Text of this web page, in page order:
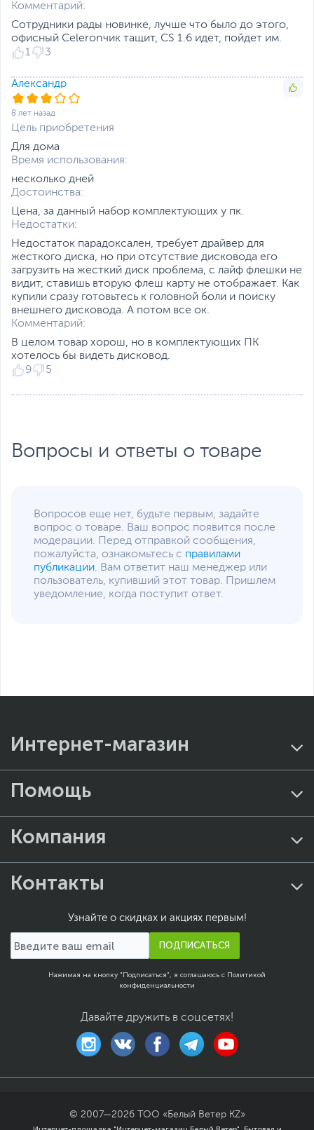
Размеры и вес
Размеры (Ш х В х Г) 18 х 42 х 37 см
Вес изделия
Вес с упаковкой
Заводские данные
Срок гарантии (мес.)
Если вы заметили ошибку или неточность в описании товара,
пожалуйста, выделите текст с ошибкой и нажмите Ctrl+Enter.
Xарактеристики, комплект поставки и внешний вид данного товара
могут отличаться от указанных или могут быть изменены
производителем без отражения в каталоге интернет-магазина.
Комментарий:
Сотрудники рады новинке, лучше что было до этого,
офисный Celeronчик тащит, CS 1.6 идет, пойдет им.
1
3
Александр
8 лет назад
Цель приобретения
Для дома
Время использования:
несколько дней
Достоинства:
Цена, за данный набор комплектующих у пк.
Недостатки:
Недостаток парадоксален, требует драйвер для
жесткого диска, но при отсутствие дисковода его
загрузить на жесткий диск проблема, с лайф флешки не
видит, ставишь вторую флеш карту не отображает. Как
купили сразу готовьтесь к головной боли и поиску
внешнего дисковода. А потом все ок.
Комментарий:
В целом товар хорош, но в комплектующих ПК
хотелось бы видеть дисковод.
9
5
Вопросы и ответы о товаре
Вопросов еще нет, будьте первым, задайте
вопрос о товаре. Ваш вопрос появится после
модерации. Перед отправкой сообщения,
пожалуйста, ознакомьтесь с правилами
публикации. Вам ответит наш менеджер или
пользователь, купивший этот товар. Пришлем
уведомление, когда поступит ответ.
Интернет-магазин
Помощь
Компания
Контакты
Узнайте о скидках и акциях первым!
ПОДПИСАТЬСЯ
Нажимая на кнопку "Подписаться", я соглашаюсь с Политикой
конфиденциальности
Давайте дружить в соцсетях!
© 2007—2026
ТОО «Белый Ветер KZ»